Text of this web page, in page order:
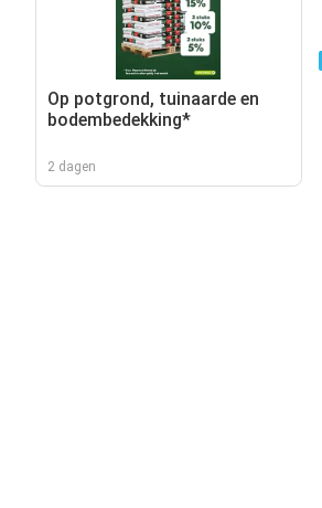
Op potgrond, tuinaarde en
bodembedekking*
2 dagen